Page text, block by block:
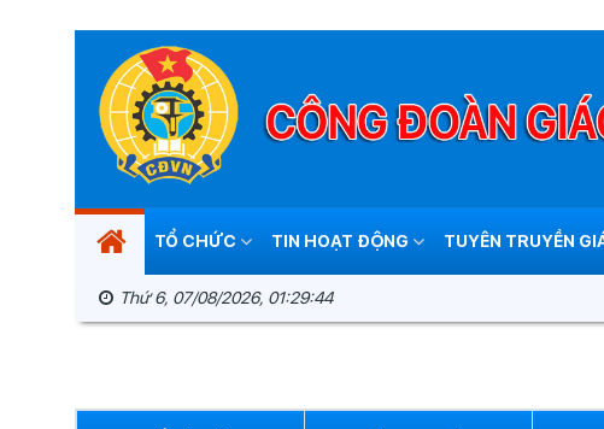
TỔ CHỨC TIN HOẠT ĐỘNG TUYÊN TRUYỀN
Thứ 6, 07/08/2026, 01:29:44